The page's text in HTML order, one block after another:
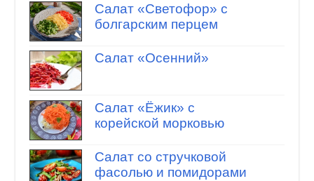
Салат «Светофор» с
болгарским перцем
Салат «Осенний»
Салат «Ёжик» с
корейской морковью
Салат со стручковой
фасолью и помидорами